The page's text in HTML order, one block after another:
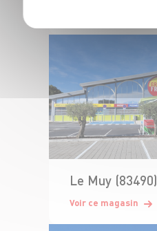
Le Muy (83490)
Voir ce magasin